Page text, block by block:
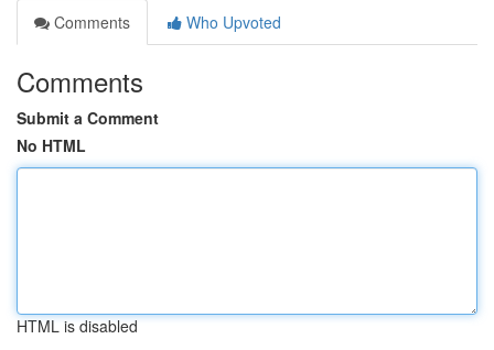
Comments
Who Upvoted
Comments
Submit a Comment
No HTML
HTML is disabled